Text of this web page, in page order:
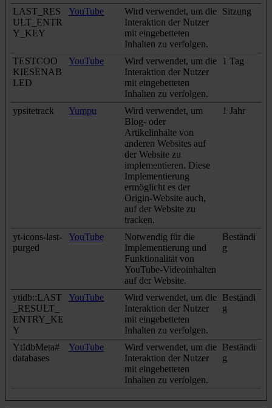
LAST_RES
ULT_ENTR
Y_KEY
YouTube
Wird verwendet, um die
Interaktion der Nutzer
mit eingebetteten
Inhalten zu verfolgen.
Sitzung
TESTCOO
KIESENAB
LED
YouTube
Wird verwendet, um die
Interaktion der Nutzer
mit eingebetteten
Inhalten zu verfolgen.
1 Tag
ypsitetrack Yumpu
Wird verwendet, um
Blog- oder
Artikelinhalte von
anderen Websites auf
der Website zu
implementieren. Diese
Implementierung
ermöglicht es der
Origin-Website auch,
auf der Website zu
tracken.
1 Jahr
yt-icons-last-
purged
YouTube
Notwendig für die
Implementierung und
Funktionalität von
YouTube-Videoinhalten
auf der Website.
Beständi
g
ytidb::LAST
_RESULT_
ENTRY_KE
Y
YouTube
Wird verwendet, um die
Interaktion der Nutzer
mit eingebetteten
Inhalten zu verfolgen.
Beständi
g
YtIdbMeta#
databases
YouTube
Wird verwendet, um die
Interaktion der Nutzer
mit eingebetteten
Inhalten zu verfolgen.
Beständi
g